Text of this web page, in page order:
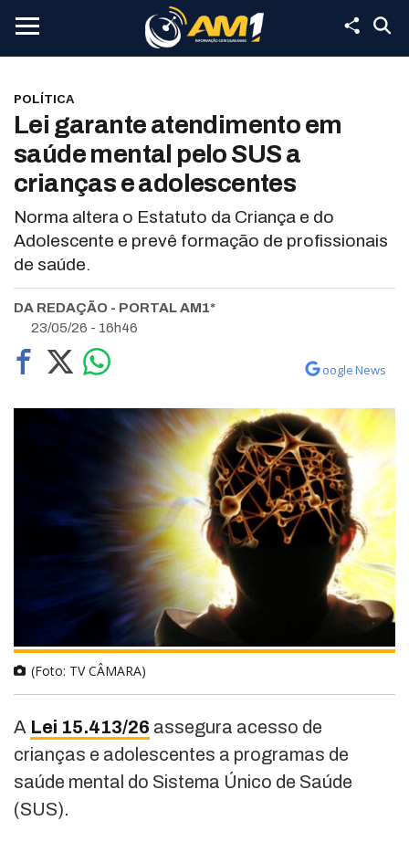
POLÍTICA
Lei garante atendimento em
saúde mental pelo SUS a
crianças e adolescentes
Norma altera o Estatuto da Criança e do
Adolescente e prevê formação de profissionais
de saúde.
DA REDAÇÃO - PORTAL AM1*
23/05/26 - 16h46
oogle News
(Foto: TV CÂMARA)
A Lei 15.413/26 assegura acesso de
crianças e adolescentes a programas de
saúde mental do Sistema Único de Saúde
(SUS).